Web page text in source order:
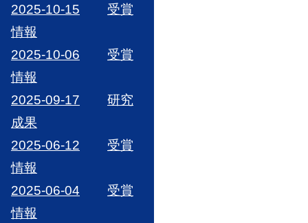
2025-10-15
受賞
情報
2025-10-06
受賞
情報
2025-09-17
研究
成果
2025-06-12
受賞
情報
2025-06-04
受賞
情報